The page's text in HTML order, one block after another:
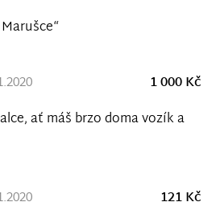
1 000 Kč
ať máš brzo doma vozík a